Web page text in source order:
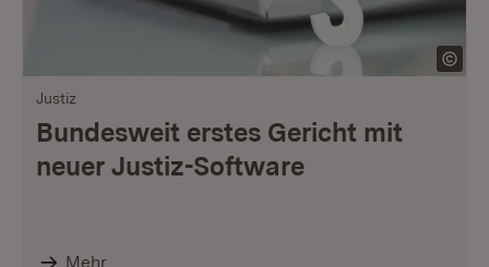
Justiz
Bundesweit erstes Gericht mit
neuer Justiz-Software
Mehr